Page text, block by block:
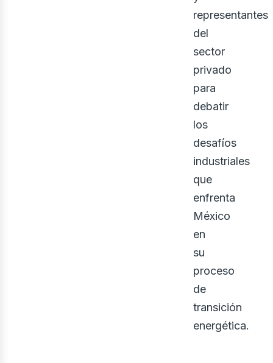
representantes
del
sector
privado
para
debatir
los
desafíos
industriales
que
enfrenta
México
en
su
proceso
de
transición
energética.